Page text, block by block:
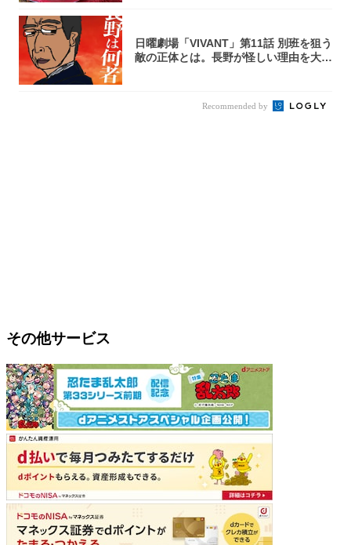
日曜劇場「VIVANT」第11話 別班を狙う
敵の正体とは。長野が怪しい理由を大
Recommended by
その他サービス